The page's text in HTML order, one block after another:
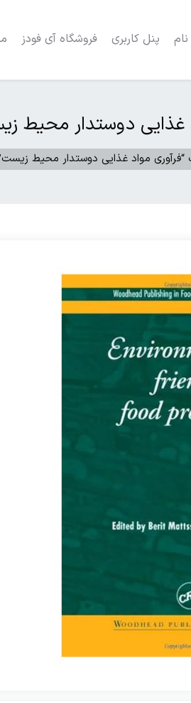
پنل کاربری فروشگاه آی فودز
غذایی دوستدار محیط
“فرآوری مواد غذایی دوستدار محیط